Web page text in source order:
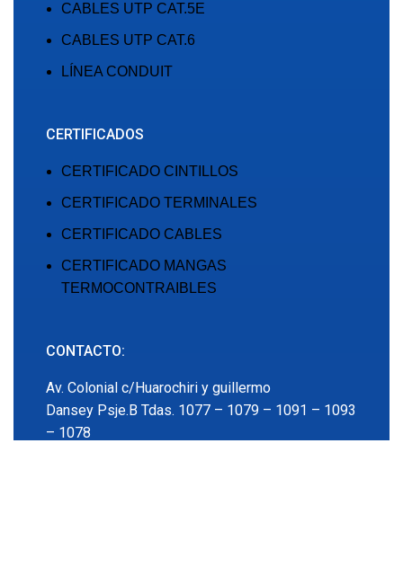
CABLES UTP CAT.5E
CABLES UTP CAT.6
LÍNEA CONDUIT
CERTIFICADOS
CERTIFICADO CINTILLOS
CERTIFICADO TERMINALES
CERTIFICADO CABLES
CERTIFICADO MANGAS
TERMOCONTRAIBLES
CONTACTO:
Av. Colonial c/Huarochiri y guillermo
Dansey Psje.B Tdas. 1077 – 1079 – 1091 – 1093
– 1078